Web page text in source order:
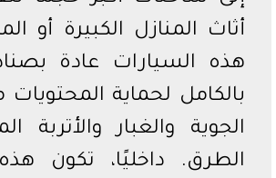
أثاث المنازل الكبيرة أو
هذه السيارات عادة
بالكامل لحماية
الجوية والغبار والأتربة
الطرق. داخليًا، تكون